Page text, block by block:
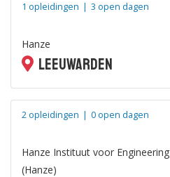
1 opleidingen | 3 open dagen
Hanze
Leeuwarden
2 opleidingen | 0 open dagen
Hanze Instituut voor Engineering
(Hanze)